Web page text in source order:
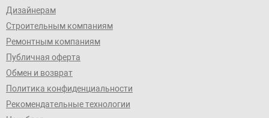
Дизайнерам
Строительным компаниям
Ремонтным компаниям
Публичная оферта
Обмен и возврат
Политика конфиденциальности
Рекомендательные технологии